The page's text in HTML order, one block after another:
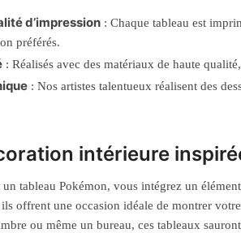
d’impression: Chaque tableau est
préférés.
: Réalisés avec des matériaux de haute
: Nos artistes talentueux réalisent des
intérieure
un tableau Pokémon, vous intégrez un
ils offrent une occasion idéale de montrer
ou même un bureau, ces tableaux